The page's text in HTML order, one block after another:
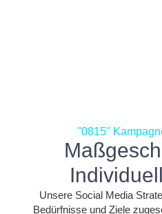
"0815"
Unsere Social Media
Bedürfnisse und Ziele